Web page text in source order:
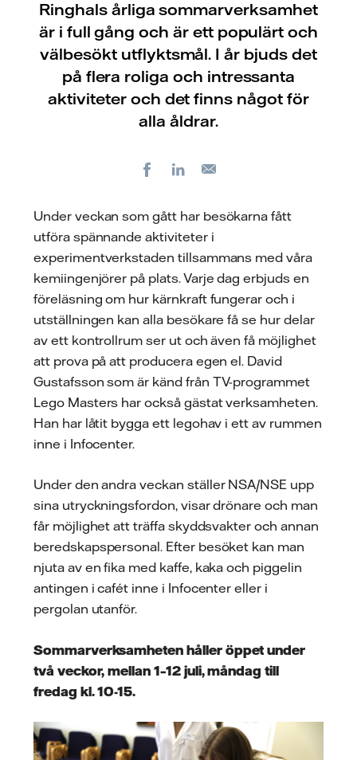
Ringhals årliga sommarverksamhet
är i full gång och är ett populärt och
välbesökt utflyktsmål. I år bjuds det
på flera roliga och intressanta
aktiviteter och det finns något för
alla åldrar.
FacebookLinkedIn
Under veckan som gått har besökarna fått
utföra spännande aktiviteter i
experimentverkstaden tillsammans med våra
kemiingenjörer på plats. Varje dag erbjuds en
föreläsning om hur kärnkraft fungerar och i
utställningen kan alla besökare få se hur delar
av ett kontrollrum ser ut och även få möjlighet
att prova på att producera egen el. David
Gustafsson som är känd från TV-programmet
Lego Masters har också gästat verksamheten.
Han har låtit bygga ett legohav i ett av rummen
inne i Infocenter.
Under den andra veckan ställer NSA/NSE upp
sina utryckningsfordon, visar drönare och man
får möjlighet att träffa skyddsvakter och annan
beredskapspersonal. Efter besöket kan man
njuta av en fika med kaffe, kaka och piggelin
antingen i cafét inne i Infocenter eller i
pergolan utanför.
Sommarverksamheten håller öppet under
två veckor, mellan 1–12 juli, måndag till
fredag kl. 10-15.